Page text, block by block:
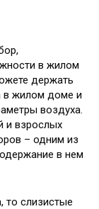
в жилом
держать
в жилом доме и
воздуха.
и взрослых
– одним из
в нем
то слизистые